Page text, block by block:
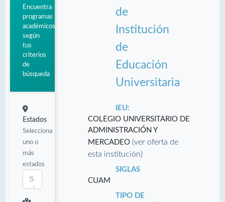
Encuentra
programas
académicos
según
tus
criterios
de
búsqueda
Estados
Selecciona
uno o
más
estados
de
Institución
de
Educación
Universitaria
IEU:
COLEGIO UNIVERSITARIO DE
ADMINISTRACIÓN Y
MERCADEO (ver oferta de
esta institución)
SIGLAS
CUAM
TIPO DE